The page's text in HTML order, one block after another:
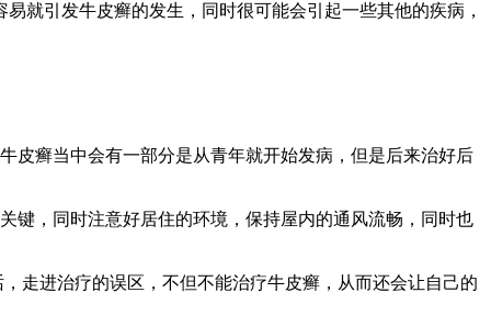
就引发牛皮癣的发生，同时很可能会引起一些其他的疾病，
皮癣当中会有一部分是从青年就开始发病，但是后来治好后
键，同时注意好居住的环境，保持屋内的通风流畅，同时也
走进治疗的误区，不但不能治疗牛皮癣，从而还会让自己的